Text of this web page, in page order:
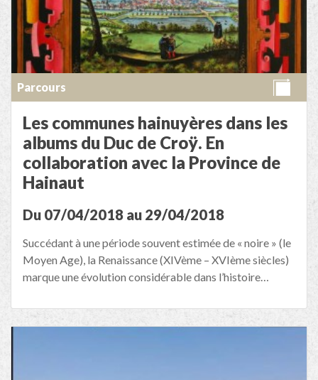
Parcours
Les communes hainuyères dans les
albums du Duc de Croÿ. En
collaboration avec la Province de
Hainaut
Du 07/04/2018 au 29/04/2018
Succédant à une période souvent estimée de « noire » (le
Moyen Age), la Renaissance (XIVème – XVIème siècles)
marque une évolution considérable dans l’histoire…